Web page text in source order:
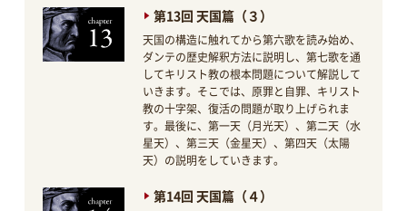
第13回 天国篇（３）
天国の構造に触れてから第六歌を読み始め、
ダンテの歴史解釈方法に説明し、第七歌を通
してキリスト教の根本問題について解説して
いきます。そこでは、原罪と自罪、キリスト
教の十字架、復活の問題が取り上げられま
す。最後に、第一天（月光天）、第二天（水
星天）、第三天（金星天）、第四天（太陽
天）の説明をしていきます。
第14回 天国篇（４）